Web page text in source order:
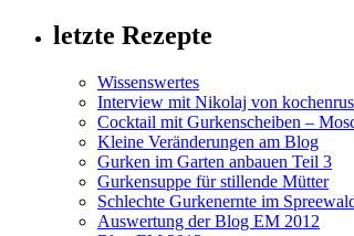
letzte Rezepte
Wissenswertes
Interview mit Nikolaj von
Cocktail mit Gurkenscheiben –
Kleine Veränderungen am Blog
Gurken im Garten anbauen Teil 3
Gurkensuppe für stillende Mütter
Schlechte Gurkenernte im
Auswertung der Blog EM 2012